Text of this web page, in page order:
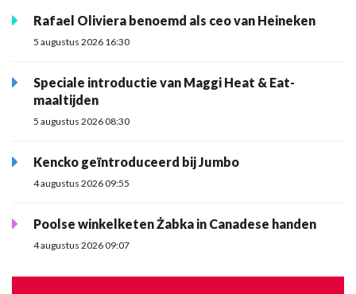
Rafael Oliviera benoemd als ceo van Heineken
5 augustus 2026 16:30
Speciale introductie van Maggi Heat & Eat-
maaltijden
5 augustus 2026 08:30
Kencko geïntroduceerd bij Jumbo
4 augustus 2026 09:55
Poolse winkelketen Żabka in Canadese handen
4 augustus 2026 09:07